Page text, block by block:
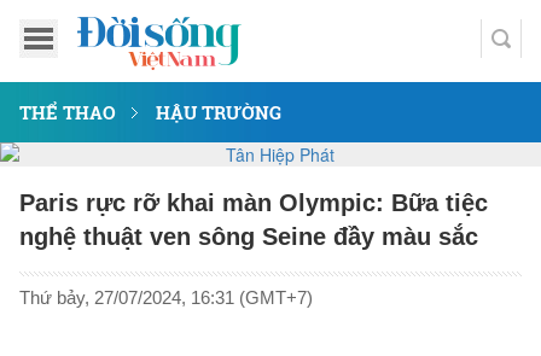
THỂ THAO HẬU TRƯỜNG
Paris rực rỡ khai màn Olympic: Bữa tiệc
nghệ thuật ven sông Seine đầy màu sắc
Thứ bảy, 27/07/2024, 16:31 (GMT+7)